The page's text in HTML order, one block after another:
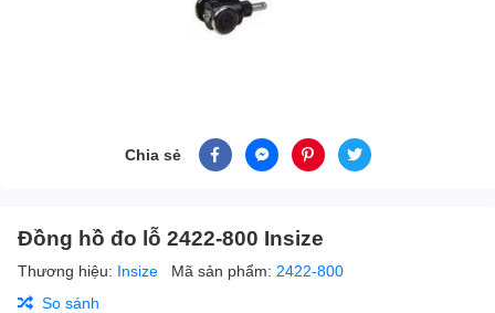
Chia sẻ
Đồng hồ đo lỗ 2422-800 Insize
Thương hiệu: Insize Mã sản phẩm: 2422-800
So sánh